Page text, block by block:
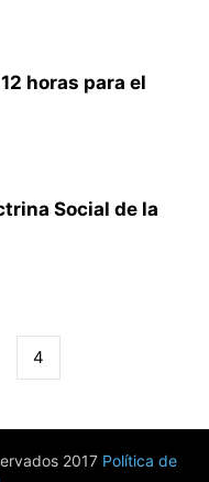
horas para el
Social de la
4
2017 Política de